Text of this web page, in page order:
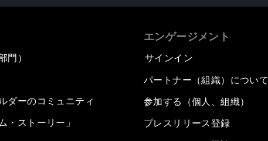
門）
ダーのコミュニティ
・ストーリー」
エンゲージメント
サインイン
パートナー（組織）につい
参加する（個人、組織）
プレスリリース登録